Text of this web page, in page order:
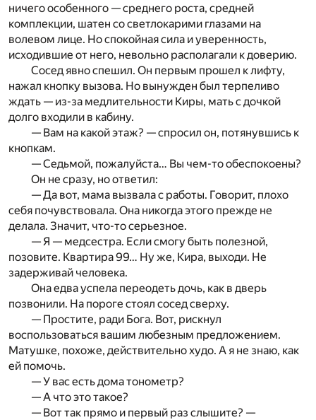
ничего особенного — среднего роста, средней
комплекции, шатен со светлокарими глазами на
волевом лице. Но спокойная сила и уверенность,
исходившие от него, невольно располагали к доверию.
Сосед явно спешил. Он первым прошел к лифту,
нажал кнопку вызова. Но вынужден был терпеливо
ждать — из-за медлительности Киры, мать с дочкой
долго входили в кабину.
— Вам на какой этаж? — спросил он, потянувшись к
кнопкам.
— Седьмой, пожалуйста… Вы чем-то обеспокоены?
Он не сразу, но ответил:
— Да вот, мама вызвала с работы. Говорит, плохо
себя почувствовала. Она никогда этого прежде не
делала. Значит, что-то серьезное.
— Я — медсестра. Если смогу быть полезной,
позовите. Квартира 99… Ну же, Кира, выходи. Не
задерживай человека.
Она едва успела переодеть дочь, как в дверь
позвонили. На пороге стоял сосед сверху.
— Простите, ради Бога. Вот, рискнул
воспользоваться вашим любезным предложением.
Матушке, похоже, действительно худо. А я не знаю, как
ей помочь.
— У вас есть дома тонометр?
— А что это такое?
— Вот так прямо и первый раз слышите? —